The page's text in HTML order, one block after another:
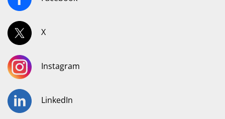
X
Instagram
LinkedIn